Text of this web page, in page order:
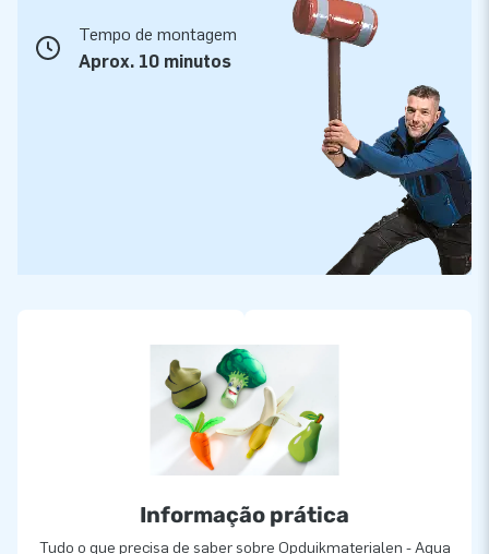
Tempo de montagem
Aprox. 10 minutos
Informação prática
Tudo o que precisa de saber sobre Opduikmaterialen - Aqua